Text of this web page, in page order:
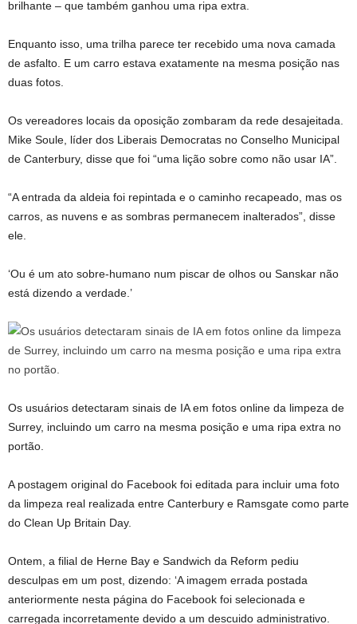
brilhante – que também ganhou uma ripa extra.
Enquanto isso, uma trilha parece ter recebido uma nova camada
de asfalto. E um carro estava exatamente na mesma posição nas
duas fotos.
Os vereadores locais da oposição zombaram da rede desajeitada.
Mike Soule, líder dos Liberais Democratas no Conselho Municipal
de Canterbury, disse que foi “uma lição sobre como não usar IA”.
“A entrada da aldeia foi repintada e o caminho recapeado, mas os
carros, as nuvens e as sombras permanecem inalterados”, disse
ele.
‘Ou é um ato sobre-humano num piscar de olhos ou Sanskar não
está dizendo a verdade.’
Os usuários detectaram sinais de IA em fotos online da limpeza de
Surrey, incluindo um carro na mesma posição e uma ripa extra no
portão.
A postagem original do Facebook foi editada para incluir uma foto
da limpeza real realizada entre Canterbury e Ramsgate como parte
do Clean Up Britain Day.
Ontem, a filial de Herne Bay e Sandwich da Reform pediu
desculpas em um post, dizendo: ‘A imagem errada postada
anteriormente nesta página do Facebook foi selecionada e
carregada incorretamente devido a um descuido administrativo.